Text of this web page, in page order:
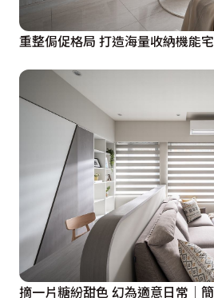
重整侷促格局 打造海量收納機
摘一片糖紛甜色 幻為適意